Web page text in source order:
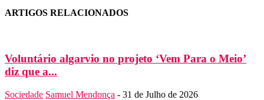
ARTIGOS RELACIONADOS
Voluntário algarvio no projeto ‘Vem Para o Meio’
diz que a...
Sociedade Samuel Mendonça - 31 de Julho de 2026